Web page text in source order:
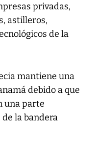
privadas,
astilleros,
de la
mantiene una
debido a que
una parte
la bandera